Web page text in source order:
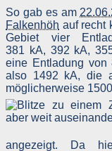
zu erkennen, um z.
zur
oft aufgerufen
aufgehoben
ausgenommen bis
Eine
Websitebetreiber
und der
Verbindung zu
So gab es am
Falkenhöh auf recht
Gebiet vier
381 kA, 392 kA,
eine Entladung
also 1492 kA, die
möglicherweise
angezeigt. Da